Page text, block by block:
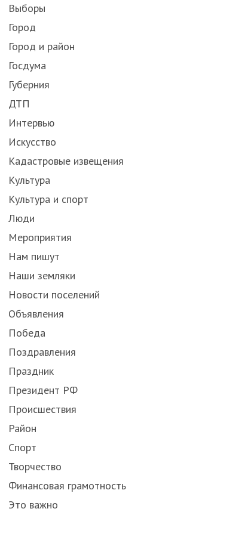
Выборы
Город
Город и район
Госдума
Губерния
ДТП
Интервью
Искусство
Кадастровые извещения
Культура
Культура и спорт
Люди
Мероприятия
Нам пишут
Наши земляки
Новости поселений
Объявления
Победа
Поздравления
Праздник
Президент РФ
Происшествия
Район
Спорт
Творчество
Финансовая грамотность
Это важно